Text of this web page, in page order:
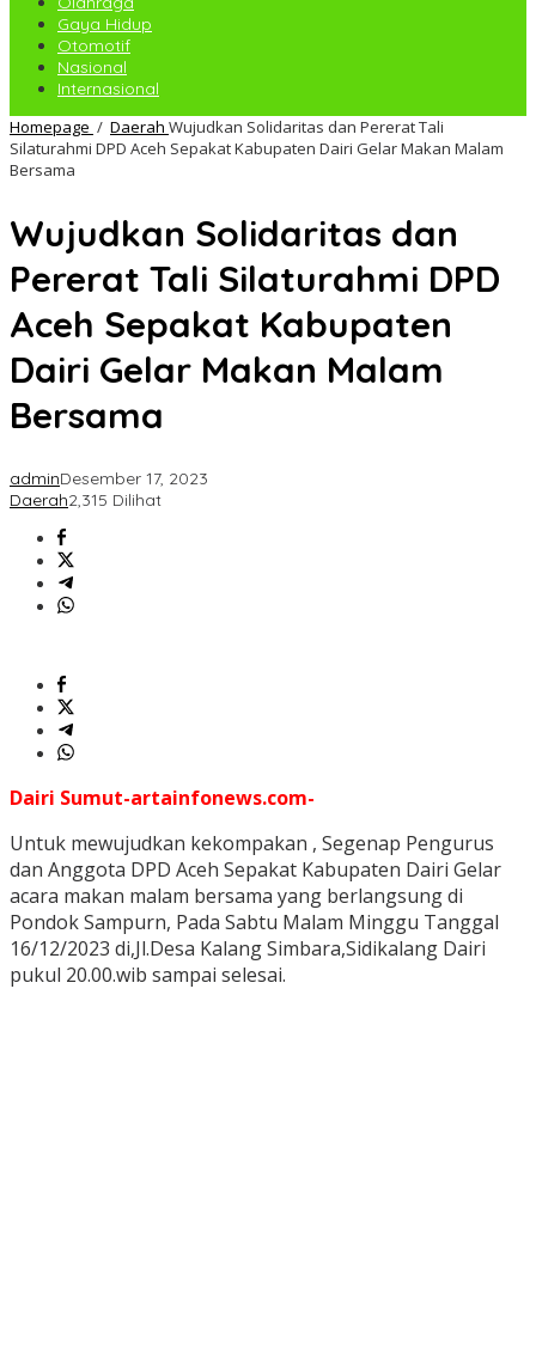
Gaya Hidup
Otomotif
Nasional
Internasional
Homepage / Daerah Wujudkan Solidaritas dan Pererat Tali
Silaturahmi DPD Aceh Sepakat Kabupaten Dairi Gelar Makan Malam
Bersama
Wujudkan Solidaritas dan
Pererat Tali Silaturahmi DPD
Aceh Sepakat Kabupaten
Dairi Gelar Makan Malam
Bersama
adminDesember 17, 2023
Daerah2,315 Dilihat
Dairi Sumut-artainfonews.com-
Untuk mewujudkan kekompakan , Segenap Pengurus
dan Anggota DPD Aceh Sepakat Kabupaten Dairi Gelar
acara makan malam bersama yang berlangsung di
Pondok Sampurn, Pada Sabtu Malam Minggu Tanggal
16/12/2023 di,Jl.Desa Kalang Simbara,Sidikalang Dairi
pukul 20.00.wib sampai selesai.